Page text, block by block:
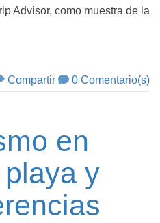
Advisor, como muestra de la
Compartir 0 Comentario(s)
en
y